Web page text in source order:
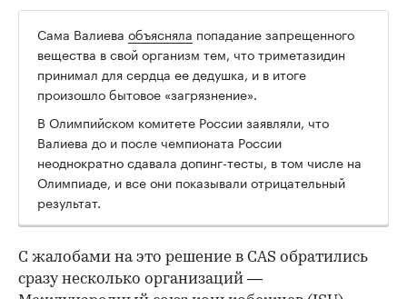
Сама Валиева объясняла попадание запрещенного
вещества в свой организм тем, что триметазидин
принимал для сердца ее дедушка, и в итоге
произошло бытовое «загрязнение».
В Олимпийском комитете России заявляли, что
Валиева до и после чемпионата России
неоднократно сдавала допинг-тесты, в том числе на
Олимпиаде, и все они показывали отрицательный
результат.
С жалобами на это решение в CAS обратились
сразу несколько организаций —